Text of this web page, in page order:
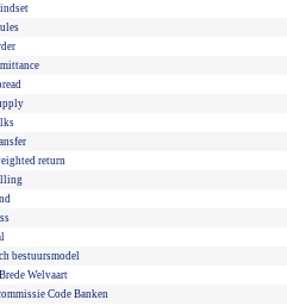
return
bestuursmodel
Welvaart
Code Banken